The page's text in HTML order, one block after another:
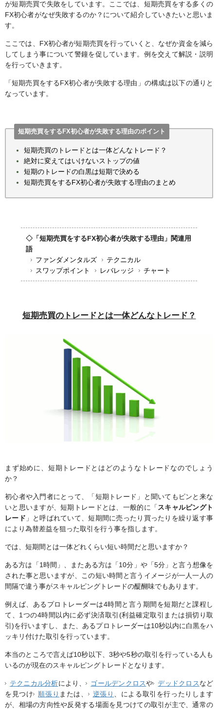
が短期売買で失敗をしています。ここでは、短期売買をする多くの
FX初心者がなぜ失敗するのか？について紹介していきたいと思いま
す。
ここでは、FX初心者が短期売買を行っていくと、なぜか資金を減ら
してしまう事について警鐘を促しています。例を交えて解説・説明
を行っていきます。
「短期売買をするFX初心者が失敗する理由」の構成は以下の通りと
なっています。
短期売買をするFX初心者が失敗する理由のポイント
短期売買のトレードとは一体どんなトレード？
絶対に変えてはいけないストップの値
短期のトレードの白黒は短期で決める
短期売買をするFX初心者が失敗する理由のまとめ
◇「短期売買をするFX初心者が失敗する理由」関連用
語
ファンダメンタルズ
テクニカル
スワップポイント
レバレッジ チャート
短期売買のトレードとは一体どんなトレード？
まず始めに、短期トレードとはどのようなトレードなのでしょう
か？
初心者や入門者にとって、「短期トレード」と聞いてもピンと来な
いと思いますが、短期トレードとは、一般的に「スキャルピングト
レード 」と呼ばれていて、短期間に売ったり買ったりを繰り返す事
により為替差益を狙った取引を行う事を指します。
では、短期間とは一体どれくらい短い時間だと思いますか？
ある方は「1時間」、またある方は「10分」や「5分」と言う想像を
された事と思いますが、この短い時間と言うイメージが一人一人の
間隔で違う事がスキャルピングトレードの醍醐味でもあります。
例えば、あるプロトレーダーは4時間と言う期間を短期だと課程し
て、1つの4時間以内に必ず決済取引(利益確定取引または損切り取
引)を行いますし、また、あるプロトレーダーは10秒以内に白黒をハ
ッキリ付けた取引を行っています。
本当のところで言えば10秒以下、3秒や5秒の取引を行っている人も
いるのが現在のスキャルピングトレードとなります。
テクニカル分析により、 ゴールデンクロスや デッドクロスなど
を見つけ
順張り または、 逆張り
、による取引を行ったりします
が、相場の方向性や反発する場面を見つけての取引が主で、通常の